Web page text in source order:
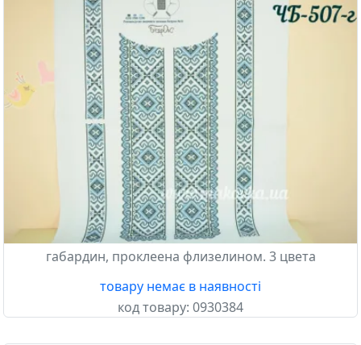
габардин, проклеена флизелином. 3 цвета
товару немає в наявності
код товару: 0930384